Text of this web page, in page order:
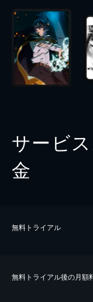
サービ
金
無料トライアル
無料トライアル後の⽉額